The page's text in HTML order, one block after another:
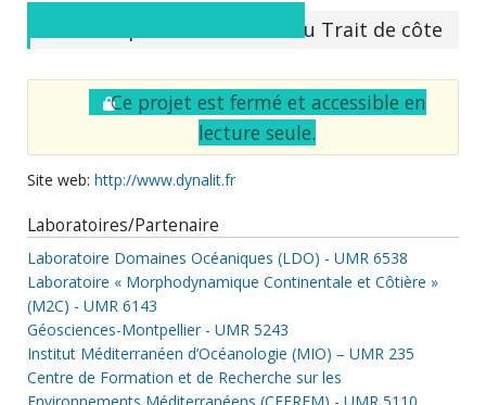
DYNamique du LIttoral et du Trait de côte
Ce projet est fermé et accessible en
lecture seule.
Site web: http://www.dynalit.fr
Laboratoires/Partenaire
Laboratoire Domaines Océaniques (LDO) - UMR 6538
Laboratoire « Morphodynamique Continentale et Côtière »
(M2C) - UMR 6143
Géosciences-Montpellier - UMR 5243
Institut Méditerranéen d’Océanologie (MIO) – UMR 235
Centre de Formation et de Recherche sur les